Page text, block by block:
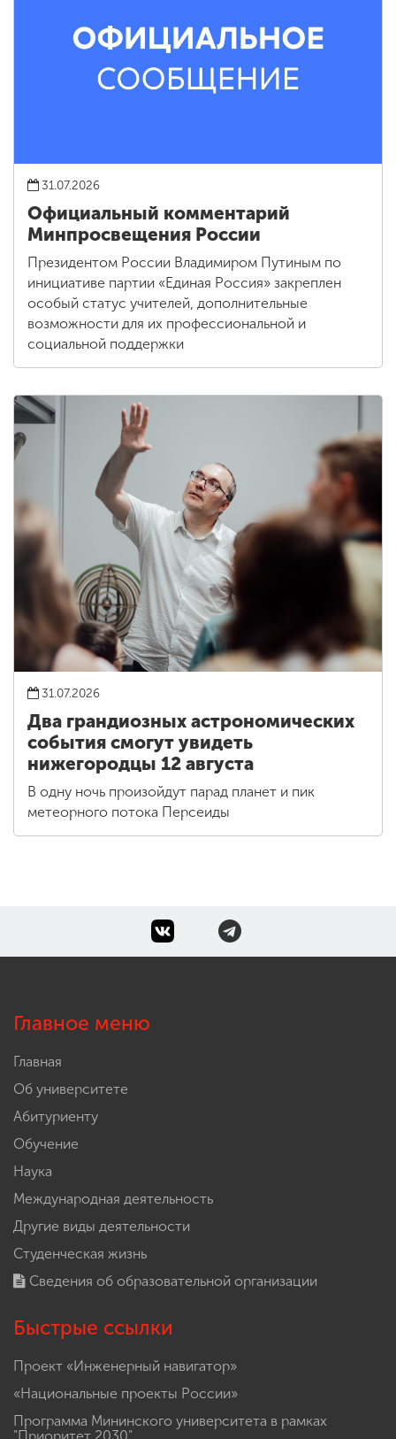
31.07.2026
Официальный комментарий
Минпросвещения России
Президентом России Владимиром Путиным по
инициативе партии «Единая Россия» закреплен
особый статус учителей, дополнительные
возможности для их профессиональной и
социальной поддержки
31.07.2026
Два грандиозных астрономических
события смогут увидеть
нижегородцы 12 августа
В одну ночь произойдут парад планет и пик
метеорного потока Персеиды
Главное меню
Главная
Об университете
Абитуриенту
Обучение
Наука
Международная деятельность
Другие виды деятельности
Студенческая жизнь
Сведения об образовательной организации
Быстрые ссылки
Проект «Инженерный навигатор»
«Национальные проекты России»
Программа Мининского университета в рамках